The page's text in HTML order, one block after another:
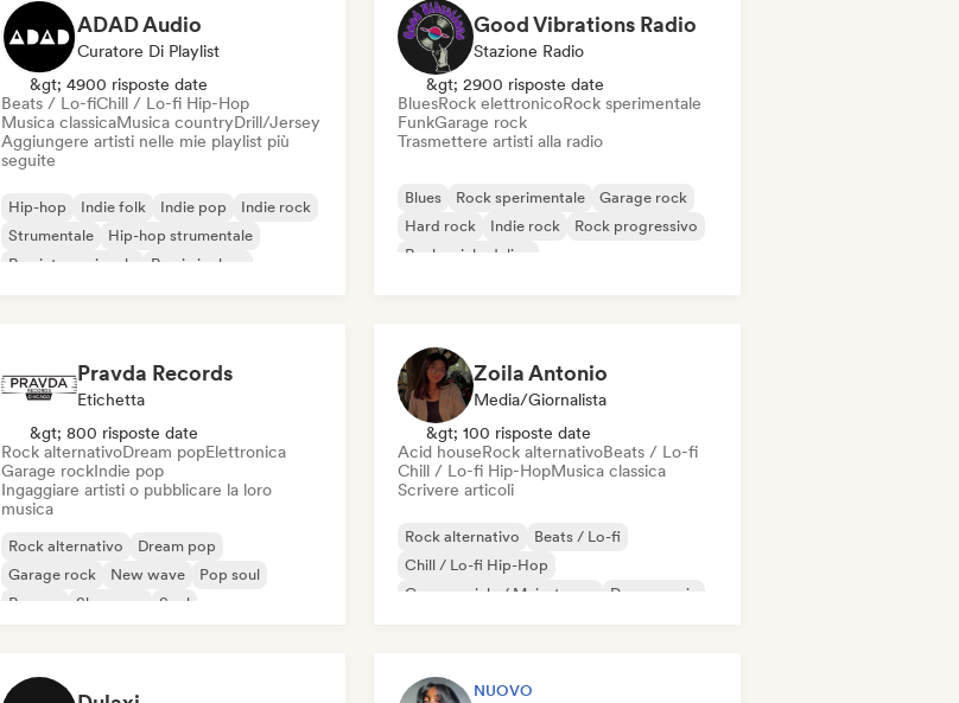
ADAD Audio
Curatore Di Playlist
&gt; 4900 risposte date
Beats / Lo-fiChill / Lo-fi Hip-Hop
Musica classicaMusica countryDrill/Jersey
Aggiungere artisti nelle mie playlist più
seguite
Hip-hop Indie folk Indie pop
Indie rock
Strumentale
Hip-hop strumentale
Rap internazionale
Rap in inglese
Good Vibrations Radio
Stazione Radio
&gt; 2900 risposte date
BluesRock elettronicoRock sperimentale
FunkGarage rock
Trasmettere artisti alla radio
Blues Rock sperimentale
Garage rock
Hard rock
Indie rock
Rock progressivo
Rock psichedelico
Pravda Records
Etichetta
&gt; 800 risposte date
Rock alternativoDream popElettronica
Garage rockIndie pop
Ingaggiare artisti o pubblicare la loro
musica
Rock alternativo
Dream pop
Garage rock
New wave
Pop soul
Reggae
Shoegaze Soul
Zoila Antonio
Media/Giornalista
&gt; 100 risposte date
Acid houseRock alternativoBeats / Lo-fi
Chill / Lo-fi Hip-HopMusica classica
Scrivere articoli
Rock alternativo
Beats / Lo-fi
Chill / Lo-fi Hip-Hop
Commerciale / Mainstream
Dance music
NUOVO